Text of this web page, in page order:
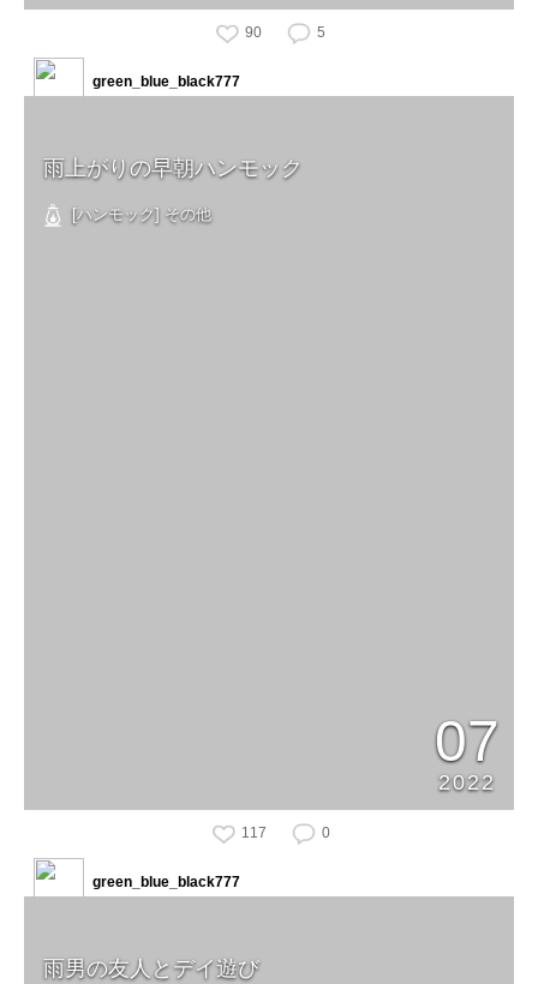
90 5
雨上がりの早朝ハンモック
[ハンモック] その他
07
2022
green_blue_black777
117 0
雨男の友人とデイ遊び
green_blue_black777